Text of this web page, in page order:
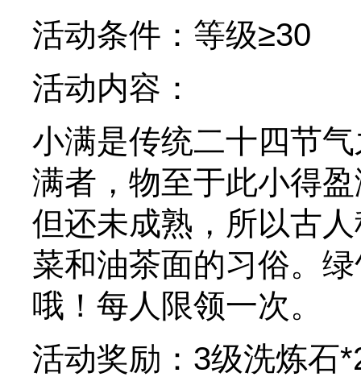
活动条件：等级≥30
活动内容：
小满是传统二十四节
满者，物至于此小得
但还未成熟，所以古
菜和油茶面的习俗。
哦！每人限领一次。
活动奖励：3级洗炼石